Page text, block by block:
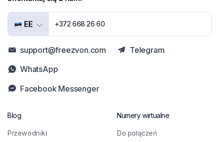
EE +372 668 26 60
support@freezvon.com
Facebook Messenger
Telegram
WhatsApp
Blog
Przewodniki
Numery wirtualne
Do połączeń